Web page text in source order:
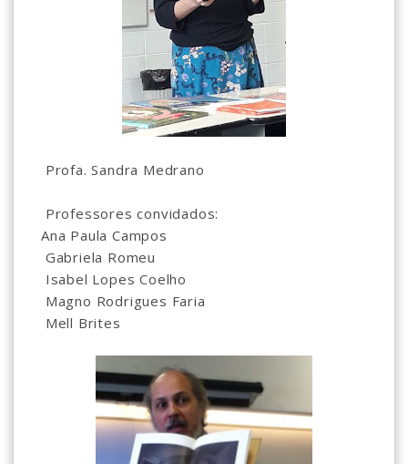
Profa. Sandra Medrano
Professores convidados:
Ana Paula Campos
Gabriela Romeu
Isabel Lopes Coelho
Magno Rodrigues Faria
Mell Brites